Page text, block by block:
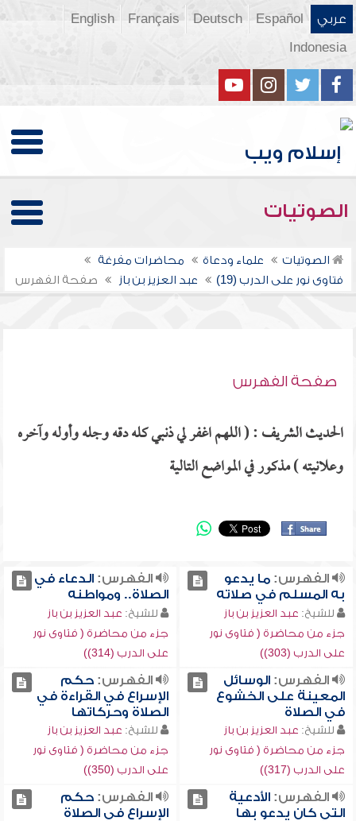
عربي Español
Deutsch
Français
English
Indonesia
الصوتيات
الصوتيات علماء ودعاة
محاضرات مفرغة
فتاوى نور على الدرب (19)
عبد العزيز بن باز صفحة الفهرس
صفحة الفهرس
الحديث الشريف : ( اللهم اغفر لي ذنبي كله دقه وجله وأوله وآخره
وعلانيته ) مذكور في المواضع التالية
الفهرس:ما يدعو
به المسلم في صلاته
للشيخ: عبد العزيز بن باز
جزء من محاضرة ( فتاوى نور
على الدرب (303))
الفهرس:الدعاء في
الصلاة.. ومواطنه
للشيخ: عبد العزيز بن باز
جزء من محاضرة ( فتاوى نور
على الدرب (314))
الفهرس:الوسائل
المعينة على الخشوع
في الصلاة
للشيخ: عبد العزيز بن باز
جزء من محاضرة ( فتاوى نور
على الدرب (317))
الفهرس:حكم
الإسراع في القراءة في
الصلاة وحركاتها
للشيخ: عبد العزيز بن باز
جزء من محاضرة ( فتاوى نور
على الدرب (350))
الفهرس:الأدعية
التي كان يدعو بها
الفهرس:حكم
الإسراع في الصلاة